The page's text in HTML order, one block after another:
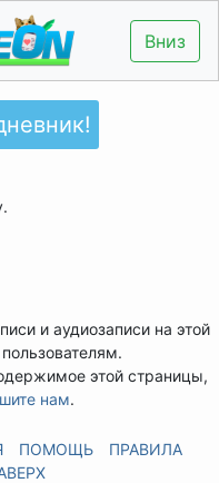
Вниз
и аудиозаписи на этой
этой страницы,
нам.
ПОМОЩЬ
ПРАВИЛА